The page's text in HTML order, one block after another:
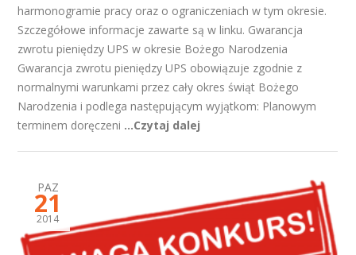
harmonogramie pracy oraz o ograniczeniach w tym okresie.
Szczegółowe informacje zawarte są w linku. Gwarancja
zwrotu pieniędzy UPS w okresie Bożego Narodzenia
Gwarancja zwrotu pieniędzy UPS obowiązuje zgodnie z
normalnymi warunkami przez cały okres świąt Bożego
Narodzenia i podlega następującym wyjątkom: Planowym
terminem doręczeni ...Czytaj dalej
PAZ
21
2014